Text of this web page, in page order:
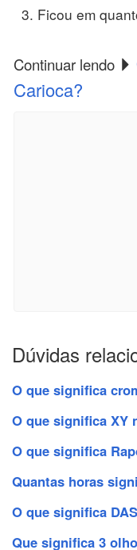
Ficou em
Continuar lendo
Carioca?
Dúvidas
O que significa
O que significa XY
O que significa
Quantas horas
O que significa
Que significa 3